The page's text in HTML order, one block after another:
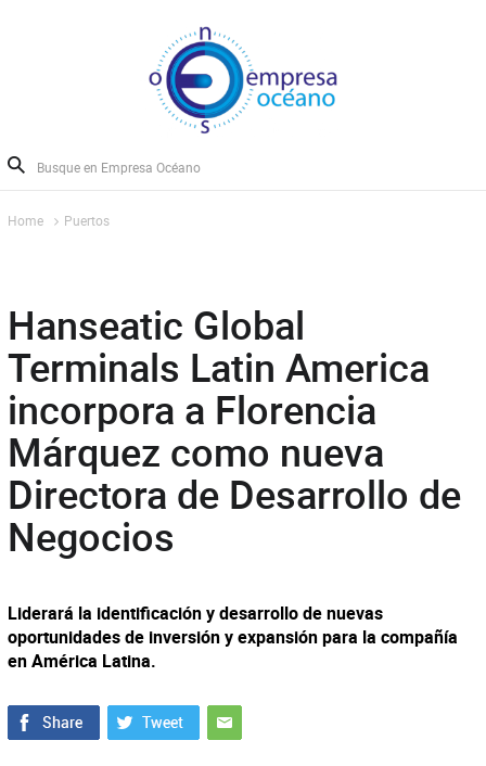
Home Puertos
Hanseatic Global
Terminals Latin America
incorpora a Florencia
Márquez como nueva
Directora de Desarrollo de
Negocios
Liderará la identificación y desarrollo de nuevas
oportunidades de inversión y expansión para la compañía
en América Latina.